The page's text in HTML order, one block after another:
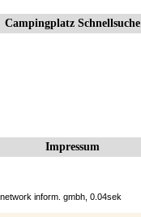
Campingplatz Schnellsuche
Impressum
inform. gmbh, 0.04sek